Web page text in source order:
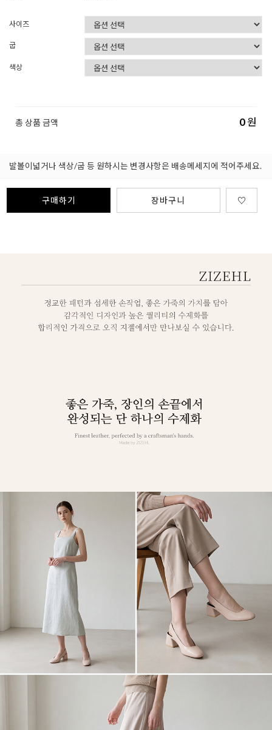
사이즈
굽
색상
총 상품 금액 0원
발볼이넓거나 색상/굽 등 원하시는 변경사항은 배송메세지에 적어주세요.
구매하기 장바구니 ♡